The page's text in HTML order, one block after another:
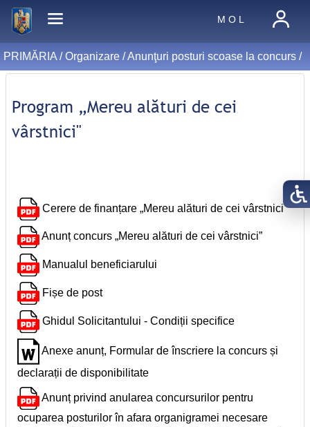
M O L
PRIMĂRIA /Organizare/Anunţuri posturi scoase la concurs/
Program „Mereu alături de cei
vârstnici"
Cerere de finanțare „Mereu alături de cei vârstnici”
Anunț concurs „Mereu alături de cei vârstnici”
Manualul beneficiarului
Fișe de post
Ghidul Solicitantului - Condiții specifice
Anexe anunț, Formular de înscriere la concurs și
declarații de disponibilitate
Anunț privind anularea concursurilor pentru
ocuparea posturilor în afara organigramei necesare